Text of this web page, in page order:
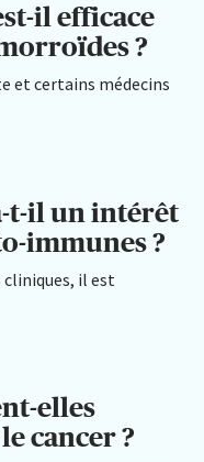
il efficace
?
et certains médecins
t-il un intérêt
immunes ?
cliniques, il est
elles
cancer ?